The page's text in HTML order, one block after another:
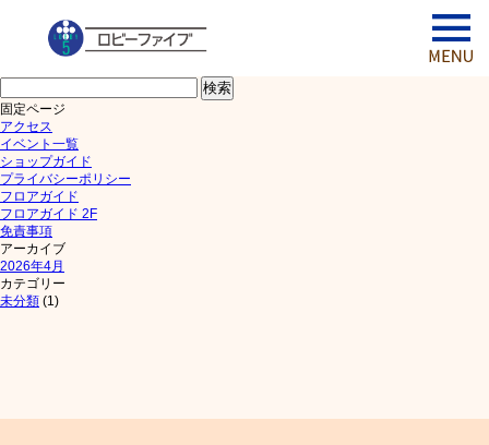
索:
固定ページ
アクセス
イベント一覧
ショップガイド
プライバシーポリシー
フロアガイド
フロアガイド 2F
免責事項
アーカイブ
2026年4月
カテゴリー
未分類 (1)